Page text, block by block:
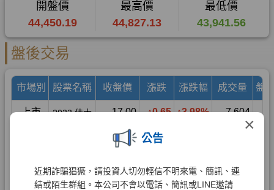
×
公告
近期詐騙猖獗，請投資人切勿輕信不明來電、簡訊、連
結或陌生群組。本公司不會以電話、簡訊或LINE邀請